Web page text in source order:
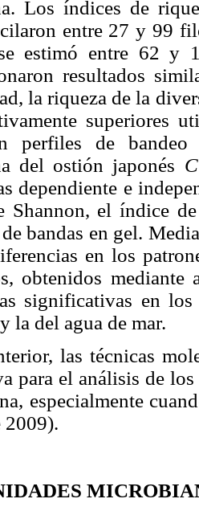
Los índices de
entre 27 y 99
estimó entre 62 y
resultados
la riqueza de la
superiores
perfiles de
del ostión japonés
dependiente e
Shannon, el índice
bandas en gel.
en los
obtenidos mediante
significativas en
la del agua de mar.
las técnicas
para el análisis de
especialmente
2009).